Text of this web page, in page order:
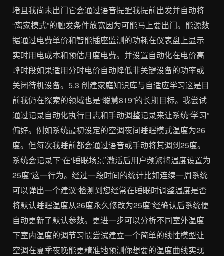
堵且我尚未出门它会通过语音提醒我提前出发并自动将
“离家模式”的触发条件放宽因为可能马上要出门。能源数
据通过电费单价和智能插座监测的功耗在仪表盘上显示
实时用电成本和预估月度电费。并设置自动化在电价高
峰时段如果适用分时电价自动降低非关键设备的功率或
关闭待机设备。5.3 创建家庭知识库与自适应学习这是目
前我仍在探索的领域也是“聪慧819”的长期目标。我尝试
通过记录自动化执行日志和手动调整记录来让系统“学习”
偏好。例如系统最初设定的空调夜间睡眠模式温度为26
度。但每次我睡前都会通过语音或手动将其调到25度。
系统会记录下“在‘睡眠场景’激活后用户频繁将温度设置为
25度”这一行为。经过一段时间的统计比如连续一周系统
可以弹出一个建议“检测到您经常在睡眠时调整温度是否
将默认睡眠温度从26度永久修改为25度”经确认后系统便
自动更新了默认参数。更进一步可以分析不同室外温度
下室内温度的调节习惯尝试建立一个简单的线性模型让
空调在夏季夜晚能更精准地预测你想要的温度曲线实现